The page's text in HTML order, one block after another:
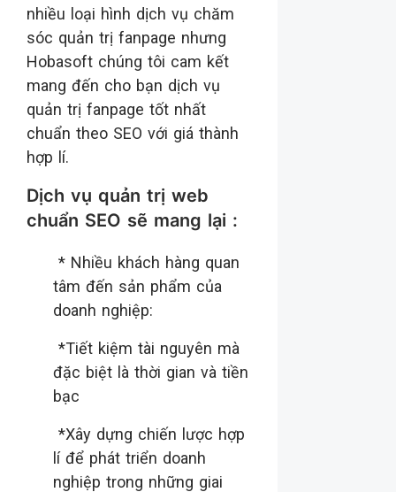
nhiều loại hình dịch vụ chăm
sóc quản trị fanpage nhưng
Hobasoft chúng tôi cam kết
mang đến cho bạn dịch vụ
quản trị fanpage tốt nhất
chuẩn theo SEO với giá thành
hợp lí.
Dịch vụ quản trị web
chuẩn SEO sẽ mang lại :
* Nhiều khách hàng quan
tâm đến sản phẩm của
doanh nghiệp:
*Tiết kiệm tài nguyên mà
đặc biệt là thời gian và tiền
bạc
*Xây dựng chiến lược hợp
lí để phát triển doanh
nghiệp trong những giai